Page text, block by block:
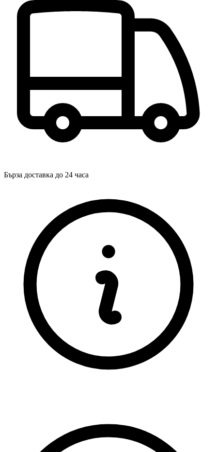
Бърза доставка до 24 часа